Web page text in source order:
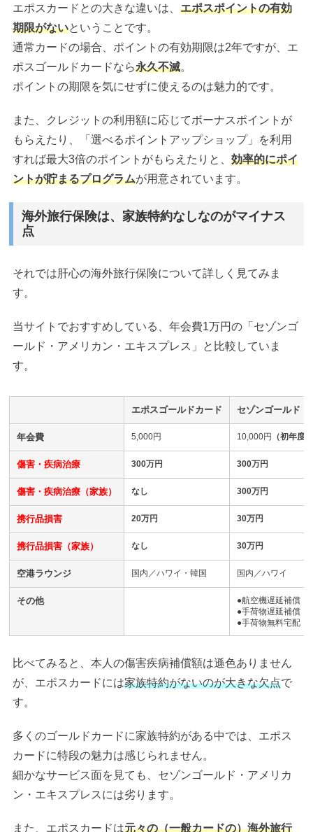
エポスカードとの大きな違いは、エポスポイントの有効
期限がないということです。
通常カードの場合、ポイントの有効期限は2年ですが、エ
ポスゴールドカードなら永久不滅。
ポイントの期限を気にせずに使えるのは魅力的です。
また、クレジットの利用額に応じてボーナスポイントが
もらえたり、「選べるポイントアップショップ」を利用
すれば最大3倍のポイントがもらえたりと、効率的にポイ
ントが貯まるプログラムが用意されています。
海外旅行保険は、家族特約なしなのがマイナス
点
それでは肝心の海外旅行保険について詳しく見てみま
す。
当サイトでおすすめしている、年会費1万円の「セゾンゴ
ールド・アメリカン・エキスプレス」と比較していま
す。
エポスゴールドカード セゾンゴールド
年会費 5,000円 10,000円 （初年度
傷害・疾病治療 300万円 300万円
傷害・疾病治療（家族） なし 300万円
携行品損害 20万円 30万円
携行品損害（家族） なし 30万円
空港ラウンジ 国内／ハワイ・韓国 国内／ハワイ
その他
●航空機遅延補償（
●手荷物遅延補償
●手荷物無料宅配
比べてみると、本人の傷害疾病補償額は遜色ありません
が、エポスカードには家族特約がないのが大きな欠点で
す。
多くのゴールドカードに家族特約がある中では、エポス
カードに特段の魅力は感じられません。
細かなサービス面を見ても、セゾンゴールド・アメリカ
ン・エキスプレスには劣ります。
また、エポスカードは元々の（一般カードの）海外旅行